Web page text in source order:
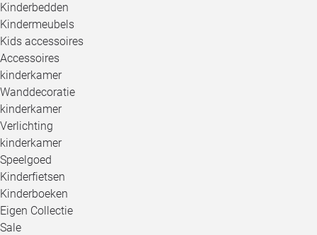
Kinderbedden
Kindermeubels
Kids accessoires
Accessoires
kinderkamer
Wanddecoratie
kinderkamer
Verlichting
kinderkamer
Speelgoed
Kinderfietsen
Kinderboeken
Eigen Collectie
Sale